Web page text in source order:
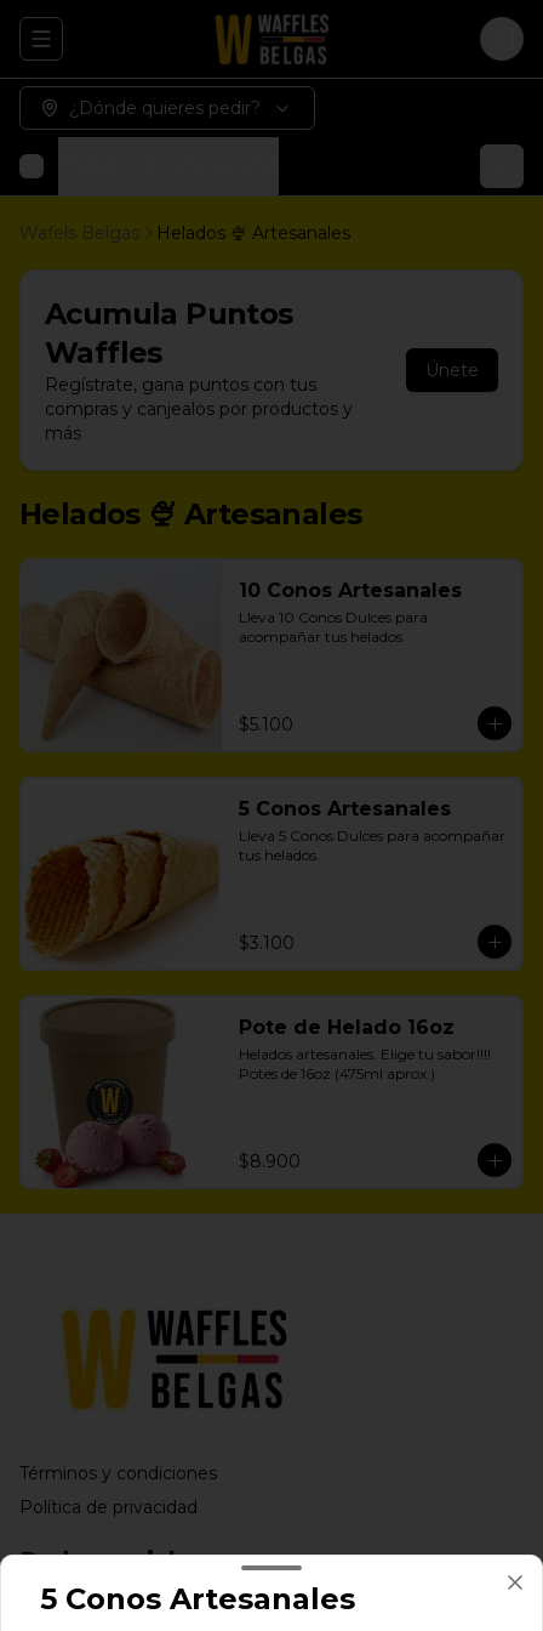
Abrir menu de navegación
¿Dónde quieres pedir?
Wafels Belgas Helados 🍨 Artesanales
Acumula Puntos
Waffles
Regístrate, gana puntos con tus
compras y canjealos por productos y
más
Únete
Helados 🍨 Artesanales
10 Conos Artesanales
Lleva 10 Conos Dulces para
acompañar tus helados
$5.100
5 Conos Artesanales
Lleva 5 Conos Dulces para acompañar
tus helados.
$3.100
Pote de Helado 16oz
Helados artesanales. Elige tu sabor!!!!
Potes de 16oz (475ml aprox.)
$8.900
Términos y condiciones
Política de privacidad
Redes sociales
Instagram
5 Conos Artesanales